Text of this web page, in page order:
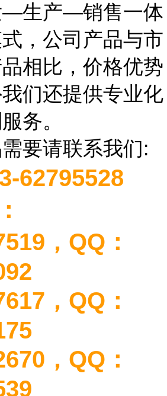
—生产—销售一体
，公司产品与市
相比，价格优势
们还提供专业化
务。
要请联系我们:
62795528
， QQ ：
， QQ ：
， QQ ：